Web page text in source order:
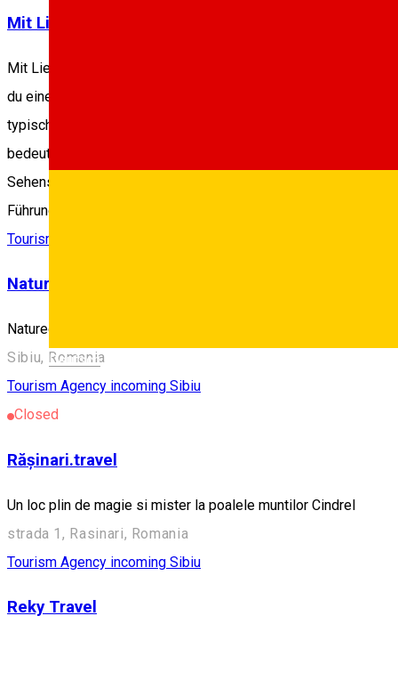
Deutsch
Mit Liebe aus Siebenbürgen
Mit Liebe aus Siebenbürgen – Authentische, Geführte und
du eine Stadttour, eine Tagesreise durch historische
typischen Touristenpfade, genieße traditionelle Gerichte und
bedeutenden Persönlichkeiten Siebenbürgens, einzigartige
Sehenswürdigkeiten, die Speisen, die du probieren möchtest,
Führung und Eintrittsgelder, sodass du dich einfach
Tourism Agency incoming Sibiu
Natureguide.ro
Natureguide is a brand based on a tour guiding experience
Sibiu, Romania
Tourism Agency incoming Sibiu
Closed
Rășinari.travel
Un loc plin de magie si mister la poalele muntilor Cindrel
strada 1, Rasinari, Romania
Tourism Agency incoming Sibiu
Reky Travel